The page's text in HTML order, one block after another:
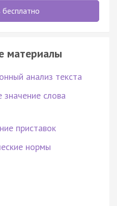
материалы
анализ текста
значение слова
приставок
нормы